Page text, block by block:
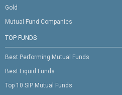
Gold
Mutual Fund Companies
TOP FUNDS
Best Performing Mutual Funds
Best Liquid Funds
Top 10 SIP Mutual Funds